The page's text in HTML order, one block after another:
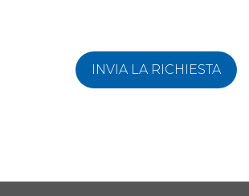
INVIA LA RICHIESTA